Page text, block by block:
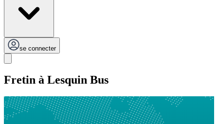
se connecter
Fretin à Lesquin Bus